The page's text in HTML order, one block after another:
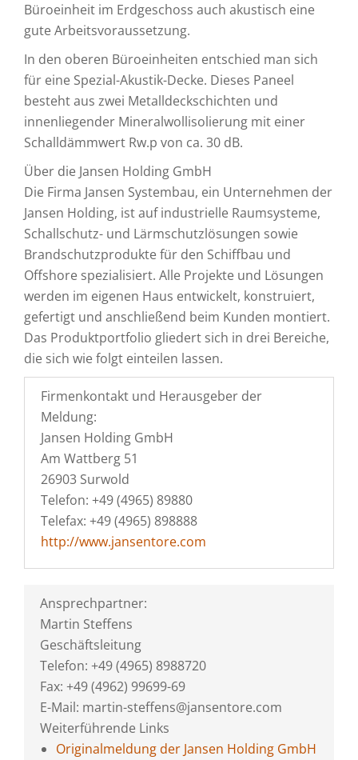
Büroeinheit im Erdgeschoss auch akustisch eine
gute Arbeitsvoraussetzung.
In den oberen Büroeinheiten entschied man sich
für eine Spezial-Akustik-Decke. Dieses Paneel
besteht aus zwei Metalldeckschichten und
innenliegender Mineralwollisolierung mit einer
Schalldämmwert Rw.p von ca. 30 dB.
Über die Jansen Holding GmbH
Die Firma Jansen Systembau, ein Unternehmen der
Jansen Holding, ist auf industrielle Raumsysteme,
Schallschutz- und Lärmschutzlösungen sowie
Brandschutzprodukte für den Schiffbau und
Offshore spezialisiert. Alle Projekte und Lösungen
werden im eigenen Haus entwickelt, konstruiert,
gefertigt und anschließend beim Kunden montiert.
Das Produktportfolio gliedert sich in drei Bereiche,
die sich wie folgt einteilen lassen.
Firmenkontakt und Herausgeber der
Meldung:
Jansen Holding GmbH
Am Wattberg 51
26903 Surwold
Telefon: +49 (4965) 89880
Telefax: +49 (4965) 898888
http://www.jansentore.com
Ansprechpartner:
Martin Steffens
Geschäftsleitung
Telefon: +49 (4965) 8988720
Fax: +49 (4962) 99699-69
E-Mail: martin-steffens@jansentore.com
Weiterführende Links
Originalmeldung der Jansen Holding GmbH